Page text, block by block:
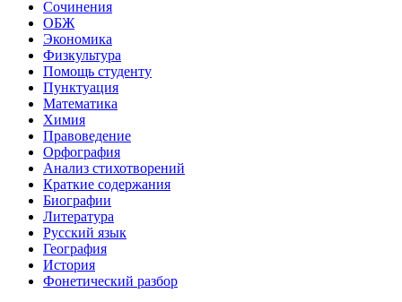
Сочинения
ОБЖ
Экономика
Физкультура
Помощь студенту
Пунктуация
Математика
Химия
Правоведение
Орфография
Анализ стихотворений
Краткие содержания
Биографии
Литература
Русский язык
География
История
Фонетический разбор